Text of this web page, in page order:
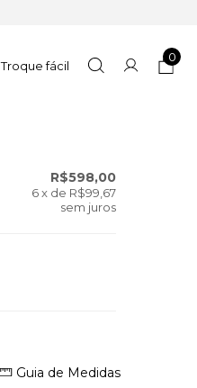
Troque fácil
0
R$598,00
6 x de R$99,67
sem juros
Guia de Medidas